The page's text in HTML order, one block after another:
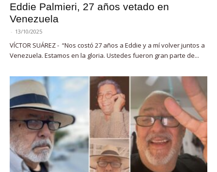
Eddie Palmieri, 27 años vetado en
Venezuela
- 13/10/2025
VÍCTOR SUÁREZ - “Nos costó 27 años a Eddie y a mí volver juntos a
Venezuela. Estamos en la gloria. Ustedes fueron gran parte de...